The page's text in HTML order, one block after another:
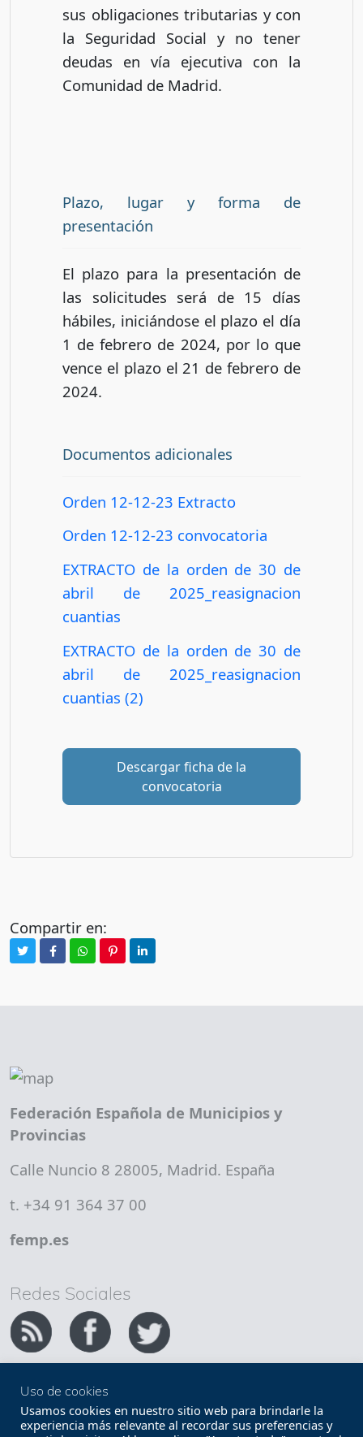
sus obligaciones tributarias y con
la Seguridad Social y no tener
deudas en vía ejecutiva con la
Comunidad de Madrid.
Plazo, lugar y forma de
presentación
El plazo para la presentación de
las solicitudes será de 15 días
hábiles, iniciándose el plazo el día
1 de febrero de 2024, por lo que
vence el plazo el 21 de febrero de
2024.
Documentos adicionales
Orden 12-12-23 Extracto
Orden 12-12-23 convocatoria
EXTRACTO de la orden de 30 de
abril de 2025_reasignacion
cuantias
EXTRACTO de la orden de 30 de
abril de 2025_reasignacion
cuantias (2)
Descargar ficha de la
convocatoria
Compartir en:
Federación Española de Municipios y
Provincias
Calle Nuncio 8 28005, Madrid. España
t. +34 91 364 37 00
femp.es
Redes Sociales
Copyright FEMP
Accesibilidad
Uso de cookies
Usamos cookies en nuestro sitio web para brindarle la
experiencia más relevante al recordar sus preferencias y